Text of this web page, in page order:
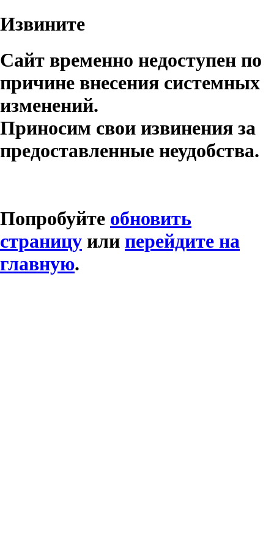
Извините
Сайт временно недоступен по
причине внесения системных
изменений.
Приносим свои извинения за
предоставленные неудобства.
Попробуйте обновить
страницу или перейдите на
главную.